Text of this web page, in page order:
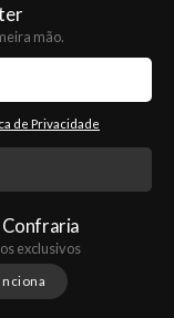
mão.
de Privacidade
Confraria
exclusivos